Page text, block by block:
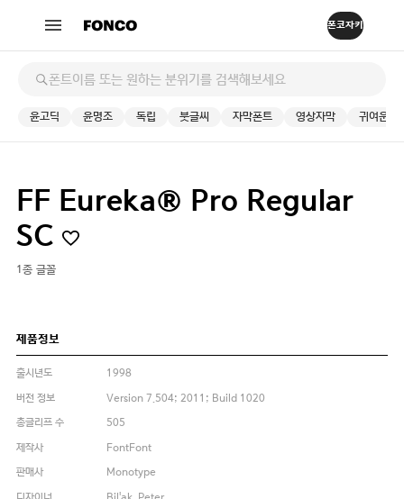
윤고딕 윤명조 독립 붓글씨 자막폰트 영상자막 귀여운
FF Eureka® Pro Regular
SC
1종 글꼴
제품정보
출시년도
1998
버전 정보
Version 7.504; 2011; Build 1020
총글리프 수
505
제작사
FontFont
판매사
Monotype